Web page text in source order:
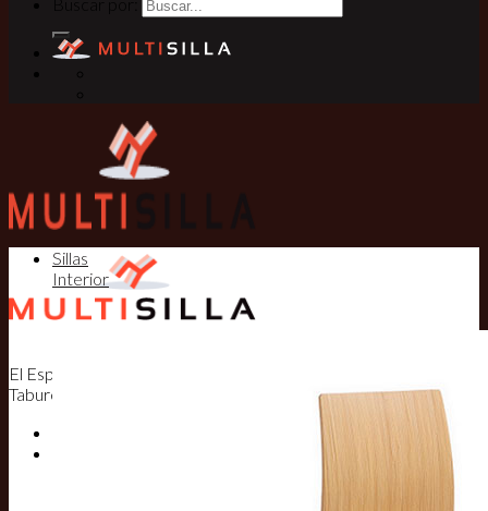
El Especialista en Sillas, Mesas y
Taburetes
Sillas
Interior